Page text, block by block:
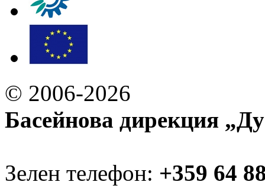
© 2006-2026
Басейнова дирекция
Зелен телефон: +359 64